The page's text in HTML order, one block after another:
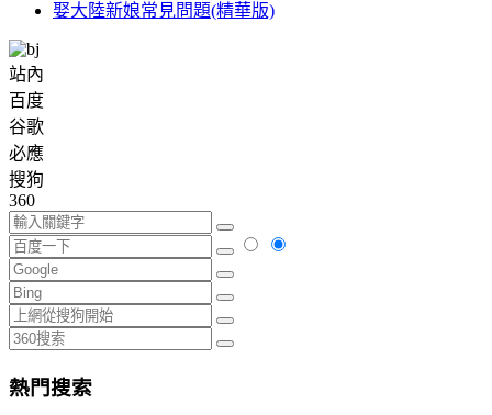
娶大陸新娘常見問題(精華版)
站內
百度
谷歌
必應
搜狗
360
熱門搜索